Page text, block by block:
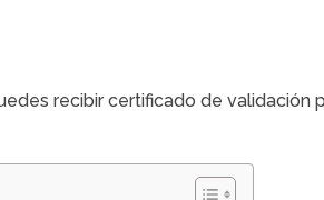
recibir certificado de validación